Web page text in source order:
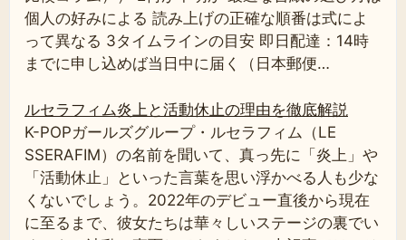
個人の好みによる 読み上げの正確な順番は式によ
って異なる 3タイムラインの目安 即日配達：14時
までに申し込めば当日中に届く（日本郵便…
ルセラフィム炎上と活動休止の理由を徹底解説
K-POPガールズグループ・ルセラフィム（LE
SSERAFIM）の名前を聞いて、真っ先に「炎上」や
「活動休止」といった言葉を思い浮かべる人も少な
くないでしょう。2022年のデビュー直後から現在
に至るまで、彼女たちは華々しいステージの裏でい